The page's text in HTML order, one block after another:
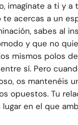
imagínate a ti y a
te acercas a un
sabes al
y que no
mismos polos
sí. Pero
os mantenéis
opuestos. Tu
en el que